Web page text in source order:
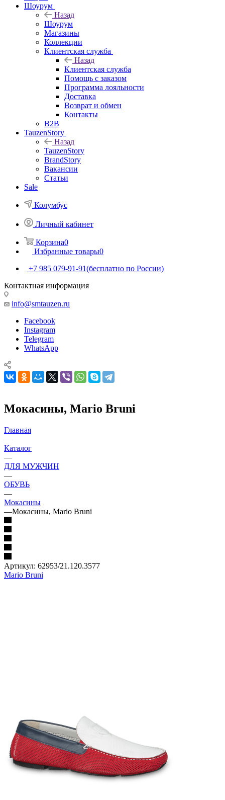
Шоурум
Назад
Шоурум
Магазины
Коллекции
Клиентская служба
Назад
Клиентская служба
Помощь с заказом
Программа лояльности
Доставка
Возврат и обмен
Контакты
B2B
TauzenStory
Назад
TauzenStory
BrandStory
Вакансии
Статьи
Sale
Колумбус
Личный кабинет
Корзина0
Избранные товары0
+7 985 079-91-91(бесплатно по России)
Контактная информация
info@smtauzen.ru
Facebook
Instagram
Telegram
WhatsApp
Мокасины, Mario Bruni
Главная
—
Каталог
—
ДЛЯ МУЖЧИН
—
ОБУВЬ
—
Мокасины
—Мокасины, Mario Bruni
Артикул: 62953/21.120.3577
Mario Bruni